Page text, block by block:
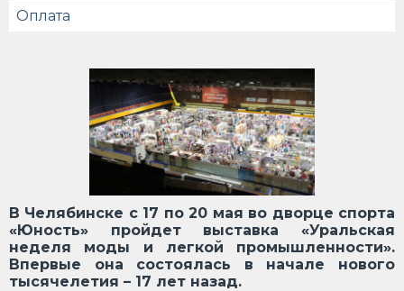
Оплата
В Челябинске с 17 по 20 мая во дворце спорта
«Юность» пройдет выставка «Уральская
неделя моды и легкой промышленности».
Впервые она состоялась в начале нового
тысячелетия – 17 лет назад.